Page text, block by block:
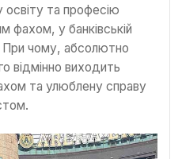
та професію
фахом, у банківській
При чому, абсолютно
відмінно виходить
та улюблену справу